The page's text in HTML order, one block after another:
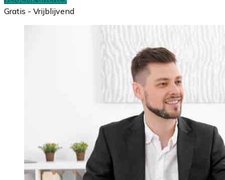
Gratis - Vrijblijvend